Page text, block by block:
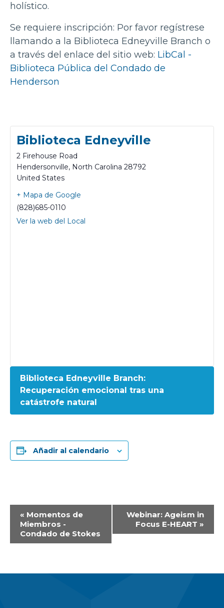
holístico.
Se requiere inscripción: Por favor regístrese
llamando a la Biblioteca Edneyville Branch o
a través del enlace del sitio web: LibCal -
Biblioteca Pública del Condado de
Henderson
Biblioteca Edneyville
2 Firehouse Road
Hendersonville, North Carolina 28792
United States
+ Mapa de Google
(828)685-0110
Ver la web del Local
Biblioteca Edneyville Branch:
Recuperación emocional tras una
catástrofe natural
Añadir al calendario
Navegación
del
Evento
« Momentos de
Miembros -
Condado de Stokes
Webinar: Ageism in
Focus E-HEART »